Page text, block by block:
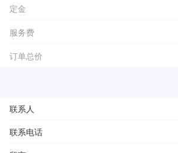
定金
服务费
订单总价
联系人
联系电话